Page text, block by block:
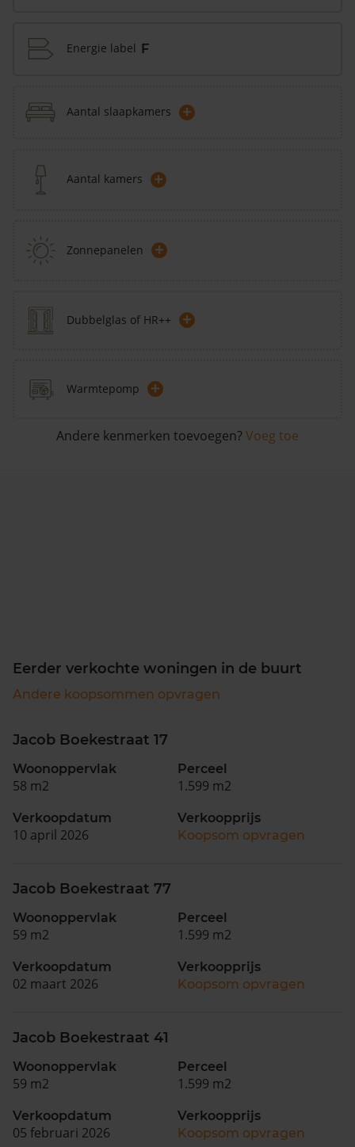
Energie label F
Aantal slaapkamers +
Aantal kamers +
Zonnepanelen +
Dubbelglas of HR++ +
Warmtepomp +
Andere kenmerken toevoegen? Voeg toe
Eerder verkochte woningen in de buurt
Andere koopsommen opvragen
Jacob Boekestraat 17
Woonoppervlak
58 m2
Perceel
1.599 m2
Verkoopdatum
10 april 2026
Verkoopprijs
Koopsom opvragen
Jacob Boekestraat 77
Woonoppervlak
59 m2
Perceel
1.599 m2
Verkoopdatum
02 maart 2026
Verkoopprijs
Koopsom opvragen
Jacob Boekestraat 41
Woonoppervlak
59 m2
Perceel
1.599 m2
Verkoopdatum
05 februari 2026
Verkoopprijs
Koopsom opvragen